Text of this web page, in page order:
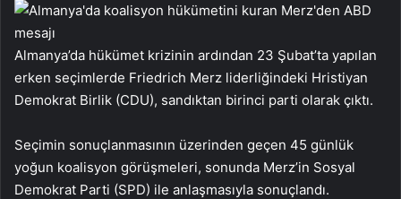
Almanya’da hükümet krizinin ardından 23 Şubat’ta yapılan
erken seçimlerde Friedrich Merz liderliğindeki Hristiyan
Demokrat Birlik (CDU), sandıktan birinci parti olarak çıktı.
Seçimin sonuçlanmasının üzerinden geçen 45 günlük
yoğun koalisyon görüşmeleri, sonunda Merz’in Sosyal
Demokrat Parti (SPD) ile anlaşmasıyla sonuçlandı.